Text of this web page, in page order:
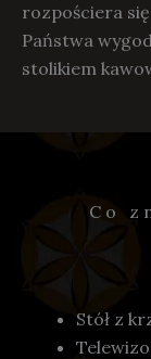
rozpościera
Państwa
stolikiem
Co
Stół z